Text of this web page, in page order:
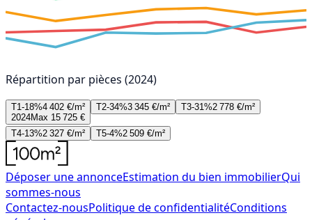
Répartition par pièces (2024)
T1-18%4 402 €/m²
2024Max 15 725 €
T2-34%3 345 €/m² T3-31%2 778 €/m²
T4-13%2 327 €/m² T5-4%2 509 €/m²
Déposer une annonceEstimation du bien immobilierQui
sommes-nous
Contactez-nousPolitique de confidentialitéConditions